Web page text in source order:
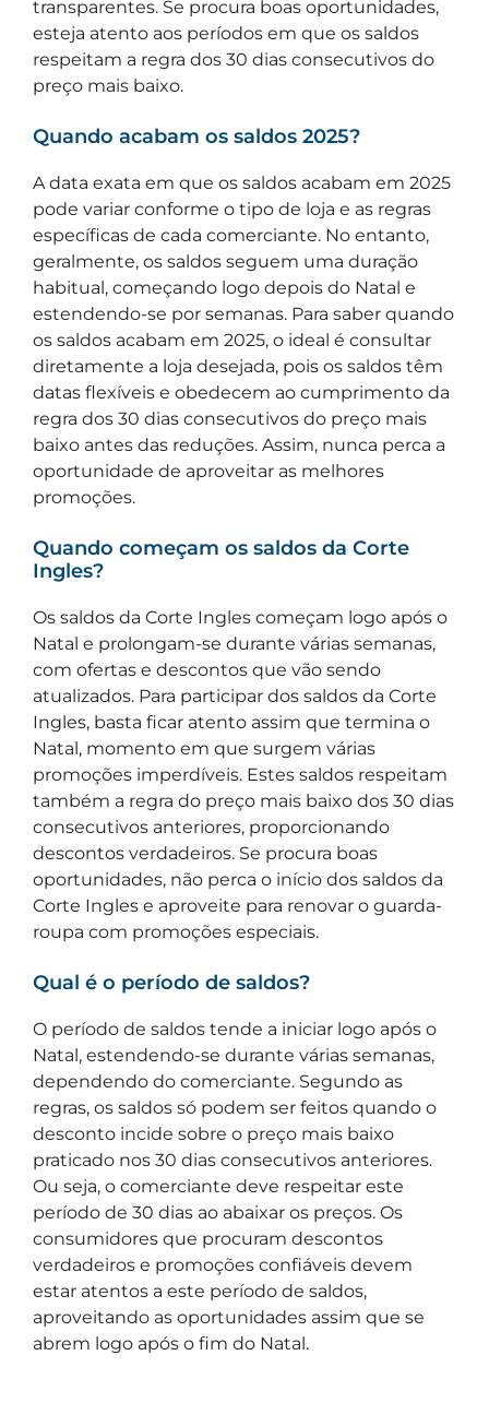
transparentes. Se procura boas oportunidades,
esteja atento aos períodos em que os saldos
respeitam a regra dos 30 dias consecutivos do
preço mais baixo.
Quando acabam os saldos 2025?
A data exata em que os saldos acabam em 2025
pode variar conforme o tipo de loja e as regras
específicas de cada comerciante. No entanto,
geralmente, os saldos seguem uma duração
habitual, começando logo depois do Natal e
estendendo-se por semanas. Para saber quando
os saldos acabam em 2025, o ideal é consultar
diretamente a loja desejada, pois os saldos têm
datas flexíveis e obedecem ao cumprimento da
regra dos 30 dias consecutivos do preço mais
baixo antes das reduções. Assim, nunca perca a
oportunidade de aproveitar as melhores
promoções.
Quando começam os saldos da Corte
Ingles?
Os saldos da Corte Ingles começam logo após o
Natal e prolongam-se durante várias semanas,
com ofertas e descontos que vão sendo
atualizados. Para participar dos saldos da Corte
Ingles, basta ficar atento assim que termina o
Natal, momento em que surgem várias
promoções imperdíveis. Estes saldos respeitam
também a regra do preço mais baixo dos 30 dias
consecutivos anteriores, proporcionando
descontos verdadeiros. Se procura boas
oportunidades, não perca o início dos saldos da
Corte Ingles e aproveite para renovar o guarda-
roupa com promoções especiais.
Qual é o período de saldos?
O período de saldos tende a iniciar logo após o
Natal, estendendo-se durante várias semanas,
dependendo do comerciante. Segundo as
regras, os saldos só podem ser feitos quando o
desconto incide sobre o preço mais baixo
praticado nos 30 dias consecutivos anteriores.
Ou seja, o comerciante deve respeitar este
período de 30 dias ao abaixar os preços. Os
consumidores que procuram descontos
verdadeiros e promoções confiáveis devem
estar atentos a este período de saldos,
aproveitando as oportunidades assim que se
abrem logo após o fim do Natal.